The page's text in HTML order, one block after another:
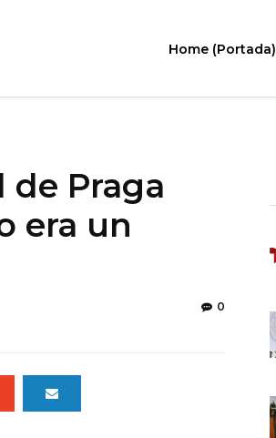
Home (Portada)
de Praga
era un
0